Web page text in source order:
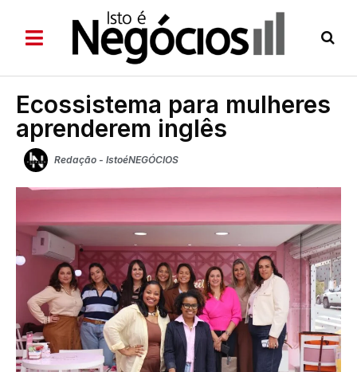
Ecossistema para mulheres
aprenderem inglês
Redação - IstoéNEGÓCIOS